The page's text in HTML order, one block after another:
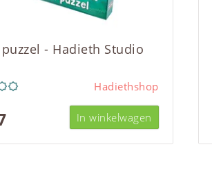
- Hadieth Studio
Hadiethshop
In winkelwagen